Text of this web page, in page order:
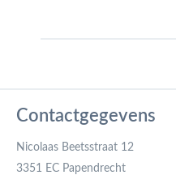
Contactgegevens
Nicolaas Beetsstraat 12
3351 EC Papendrecht